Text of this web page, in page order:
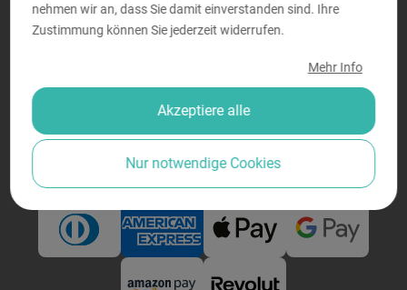
Montag - Donnerstag von9:00 bis 18:00
Freitag von
9:00 bis 14:00
nehmen wir an, dass Sie damit einverstanden sind. Ihre
Zustimmung können Sie jederzeit widerrufen.
Mehr Info
Akzeptiere alle
Nur notwendige Cookies